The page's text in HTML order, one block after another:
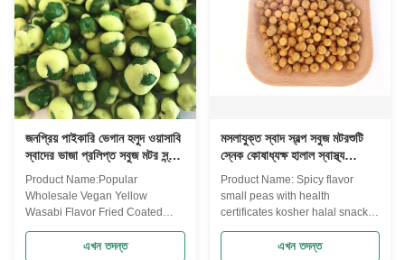
জনপ্রিয় পাইকারি ভেগান হলুদ ওয়াসাবি
স্বাদের ভাজা প্রলিপ্ত সবুজ মটর স্ন্যাক
খাবার
Product Name:Popular
Wholesale Vegan Yellow
Wasabi Flavor Fried Coated
marrowfat peas, imported from
এখন তদন্ত
মসলাযুক্ত স্বাদ স্বল্প সবুজ মটরশুটি
স্নেক কোষাধ্যক্ষ হালাল স্বাস্থ্য
সার্টিফিকেট সঙ্গে
Product Name: Spicy flavor
small peas with health
certificates kosher halal snack
great care. These delicious and
এখন তদন্ত